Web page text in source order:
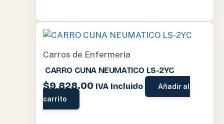
Carros de Enfermería
CARRO CUNA NEUMATICO LS-2YC
$9,828.00 IVA Incluido
Añadir al
carrito